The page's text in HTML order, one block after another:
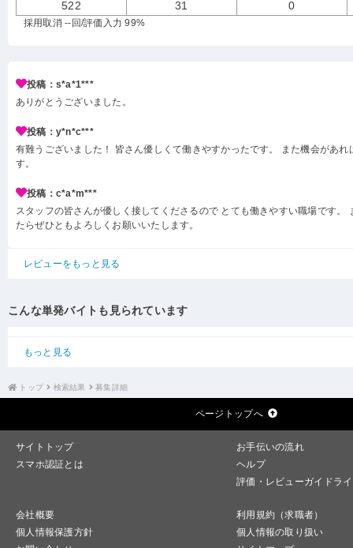
522 31 0
採用取消 --回/評価入力 99%
投稿：s*a*1***
ありがとうございました。
投稿：y*n*c***
有難うございました！ 皆さん優しくて働きやすかったです。 また機会があれ
す。
投稿：c*a*m***
スタッフの皆さんが優しく接してくださるので とても働きやすい職場です。
たらぜひともよろしくお願いいたします。
レビューをもっと見る
こんな単発バイトも見られています
もっと見る
トップ 検索結果 募集詳細
ページトップへ
サイトトップ
お手伝いの流れ
スマホ認証とは
ヘルプ
評価・レビューガイドラ
会社概要
利用規約（求職者）
個人情報保護方針
個人情報の取り扱い